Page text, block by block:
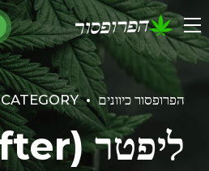
הפרופסור כיוונים CATEGORY
ליפטר (Lifter)